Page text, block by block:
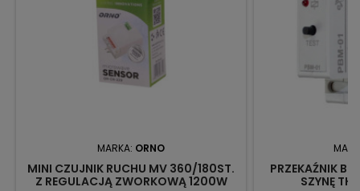
MARKA: ORNO
MINI CZUJNIK RUCHU MV 360/180ST.
Z REGULACJĄ ZWORKOWĄ 1200W
PRZEKAŹNIK
SZYNĘ